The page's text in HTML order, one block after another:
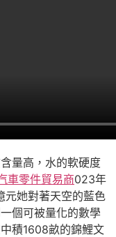
量高，水的軟硬度
車零件貿易商023年
元她對著天空的藍色
個可被量化的數學
積1608畝的錦鯉文